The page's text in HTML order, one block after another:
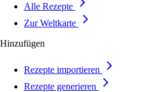
Alle Rezepte
Zur Weltkarte
Hinzufügen
Rezepte importieren
Rezepte generieren